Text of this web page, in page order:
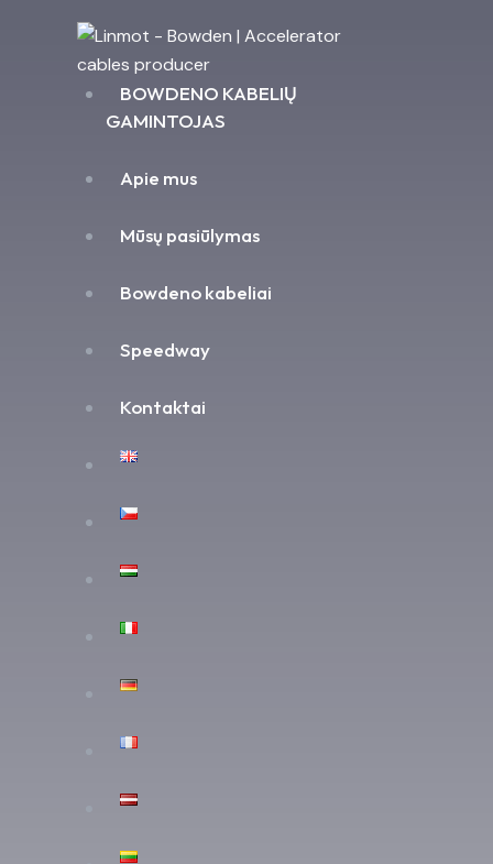
BOWDENO KABELIŲ
GAMINTOJAS
Apie mus
Mūsų pasiūlymas
Bowdeno kabeliai
Speedway
Kontaktai